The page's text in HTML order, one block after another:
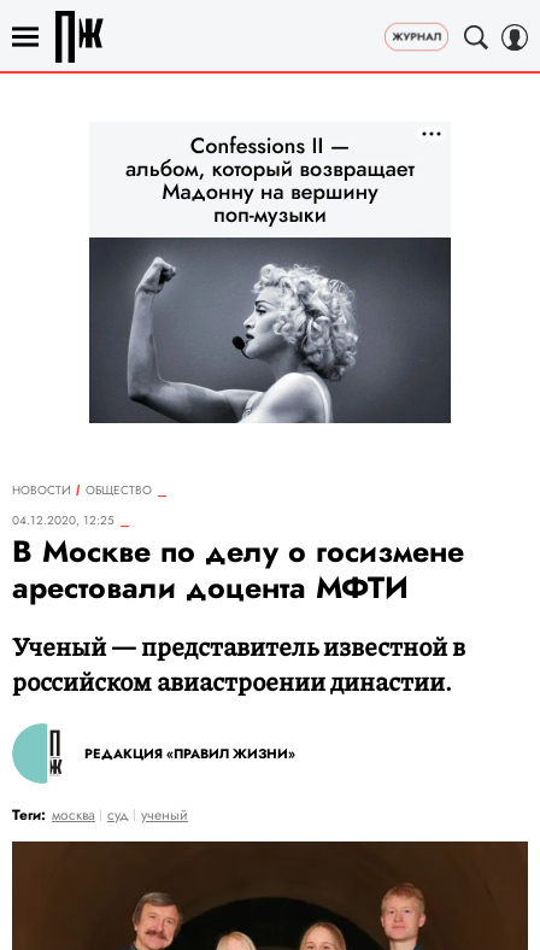
НОВОСТИ
ОБЩЕСТВО
04.12.2020, 12:25
В Москве по делу о госизмене
арестовали доцента МФТИ
Ученый — представитель известной в
российском авиастроении династии.
РЕДАКЦИЯ «ПРАВИЛ ЖИЗНИ»
Теги: москва суд ученый